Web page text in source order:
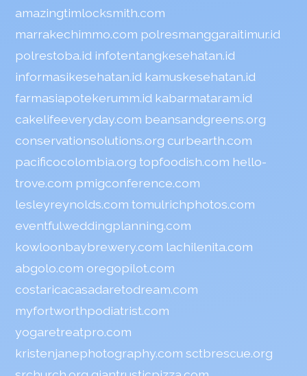
amazingtimlocksmith.com
marrakechimmo.com polresmanggaraitimur.id
polrestoba.id infotentangkesehatan.id
informasikesehatan.id kamuskesehatan.id
farmasiapotekerumm.id kabarmataram.id
cakelifeeveryday.com beansandgreens.org
conservationsolutions.org curbearth.com
pacificocolombia.org topfoodish.com hello-
trove.com pmigconference.com
lesleyreynolds.com tomulrichphotos.com
eventfulweddingplanning.com
kowloonbaybrewery.com lachilenita.com
abgolo.com oregopilot.com
costaricacasadaretodream.com
myfortworthpodiatrist.com
yogaretreatpro.com
kristenjanephotography.com sctbrescue.org